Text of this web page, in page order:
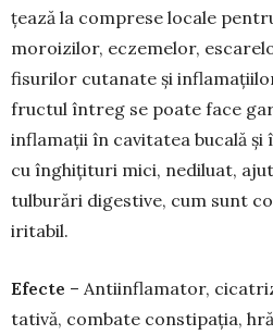
țează la comprese locale
moroizilor, eczemelor,
fisurilor cuta­nate și
fructul întreg se poate face
inflamații în cavitatea bucală și
cu în­ghițituri mici, ne­diluat,
tulburări digestive, cum sunt
iritabil.
Efecte – Antiinfla­ma­tor,
tativă, combate consti­pa­ția,